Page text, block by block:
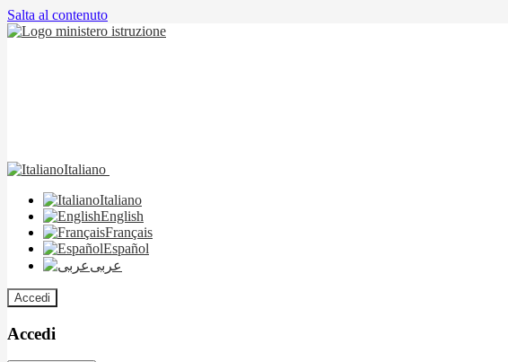
Salta al contenuto
Italiano
Italiano
English
Français
Español
عربى
Accedi
Accedi